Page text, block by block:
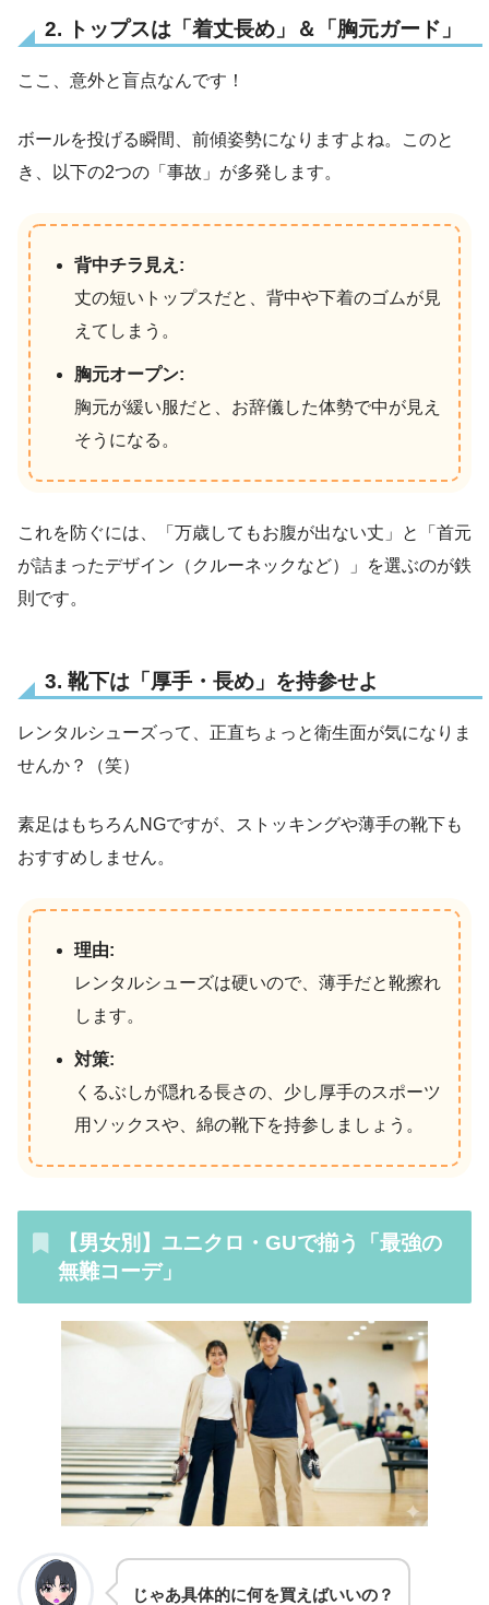
2. トップスは「着丈長め」＆「胸元ガード」
ここ、意外と盲点なんです！
ボールを投げる瞬間、前傾姿勢になりますよね。このと
き、以下の2つの「事故」が多発します。
背中チラ見え:
丈の短いトップスだと、背中や下着のゴムが見
えてしまう。
胸元オープン:
胸元が緩い服だと、お辞儀した体勢で中が見え
そうになる。
これを防ぐには、「万歳してもお腹が出ない丈」と「首元
が詰まったデザイン（クルーネックなど）」を選ぶのが鉄
則です。
3. 靴下は「厚手・長め」を持参せよ
レンタルシューズって、正直ちょっと衛生面が気になりま
せんか？（笑）
素足はもちろんNGですが、ストッキングや薄手の靴下も
おすすめしません。
理由:
レンタルシューズは硬いので、薄手だと靴擦れ
します。
対策:
くるぶしが隠れる長さの、少し厚手のスポーツ
用ソックスや、綿の靴下を持参しましょう。
【男女別】ユニクロ・GUで揃う「最強の
無難コーデ」
じゃあ具体的に何を買えばいいの？